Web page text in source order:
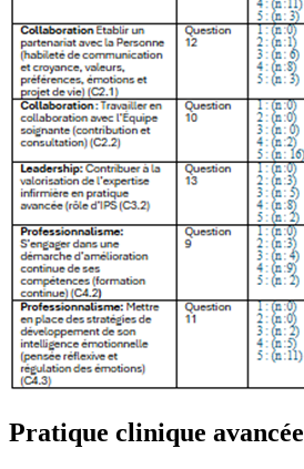
Pratique clinique avancée